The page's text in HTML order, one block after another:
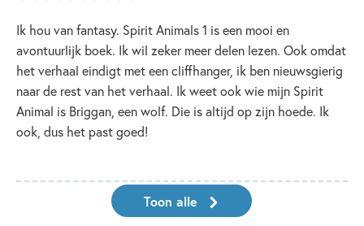
Ik hou van fantasy. Spirit Animals 1 is een mooi en
avontuurlijk boek. Ik wil zeker meer delen lezen. Ook omdat
het verhaal eindigt met een cliffhanger, ik ben nieuwsgierig
naar de rest van het verhaal. Ik weet ook wie mijn Spirit
Animal is Briggan, een wolf. Die is altijd op zijn hoede. Ik
ook, dus het past goed!
Toon alle